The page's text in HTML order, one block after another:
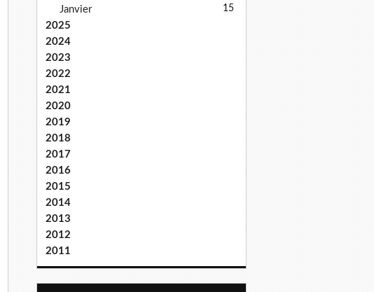
Janvier 15
2025
2024
2023
2022
2021
2020
2019
2018
2017
2016
2015
2014
2013
2012
2011